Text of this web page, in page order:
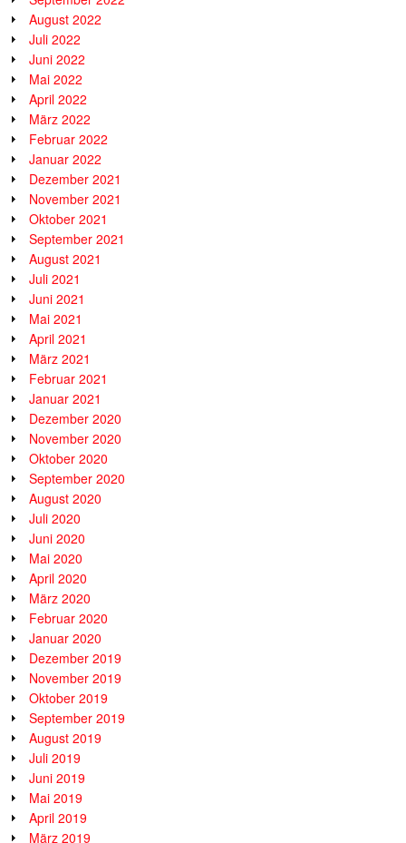
August 2022
Juli 2022
Juni 2022
Mai 2022
April 2022
März 2022
Februar 2022
Januar 2022
Dezember 2021
November 2021
Oktober 2021
September 2021
August 2021
Juli 2021
Juni 2021
Mai 2021
April 2021
März 2021
Februar 2021
Januar 2021
Dezember 2020
November 2020
Oktober 2020
September 2020
August 2020
Juli 2020
Juni 2020
Mai 2020
April 2020
März 2020
Februar 2020
Januar 2020
Dezember 2019
November 2019
Oktober 2019
September 2019
August 2019
Juli 2019
Juni 2019
Mai 2019
April 2019
März 2019